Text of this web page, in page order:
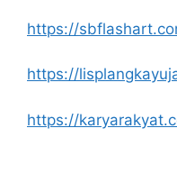
https://
https://
https://